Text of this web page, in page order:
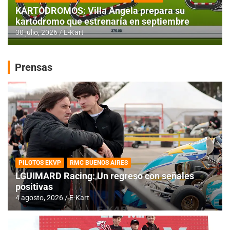
KARTODROMOS: Villa Angela prepara su
kartódromo que estrenaría en septiembre
30 julio, 2026 E-Kart
Prensas
PILOTOS EKVP RMC BUENOS AIRES
LGUIMARD Racing: Un regreso con señales
positivas
4 agosto, 2026 E-Kart